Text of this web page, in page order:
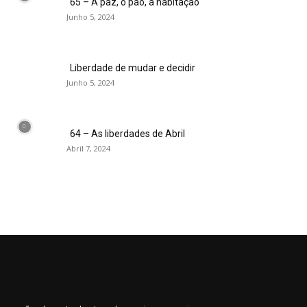
Junho 5, 2024
Liberdade de mudar e decidir
Junho 5, 2024
64 – As liberdades de Abril
Abril 7, 2024